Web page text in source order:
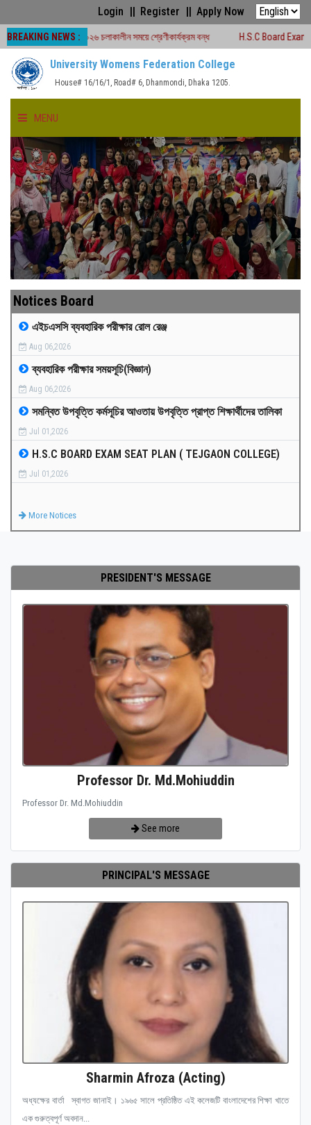
Login Register Apply Now
BREAKING NEWS :
-২০২৬ চলাকালীন সময়ে শ্রেণীকার্যক্রম বন্ধ H.S.C Board Exam Seat Plan (
University Womens Federation College
House# 16/16/1, Road# 6, Dhanmondi, Dhaka 1205.
MENU
HOME
ABOUT US
FACULTIES
ACADEMICS
GALLERY
MEDIA
PAYMENT
CO-CURRICULUM
RESULTS
Notices Board
এইচএসসি ব্যবহারিক পরীক্ষার রোল রেঞ্জ
Aug 06,2026
ব্যবহারিক পরীক্ষার সময়সূচি(বিজ্ঞান)
Aug 06,2026
সমন্বিত উপবৃত্তি কর্মসূচির আওতায় উপবৃত্তি প্রাপ্ত শিক্ষার্থীদের তালিকা
Jul 01,2026
H.S.C BOARD EXAM SEAT PLAN ( TEJGAON COLLEGE)
Jul 01,2026
More Notices
PRESIDENT'S MESSAGE
Professor Dr. Md.Mohiuddin
Professor Dr. Md.Mohiuddin
See more
PRINCIPAL'S MESSAGE
Sharmin Afroza (Acting)
অধ্যক্ষের বার্তা স্বাগত জানাই। ১৯৬৫ সালে প্রতিষ্ঠিত এই কলেজটি বাংলাদেশের শিক্ষা খাতে
এক গুরুত্বপূর্ণ অবদান...